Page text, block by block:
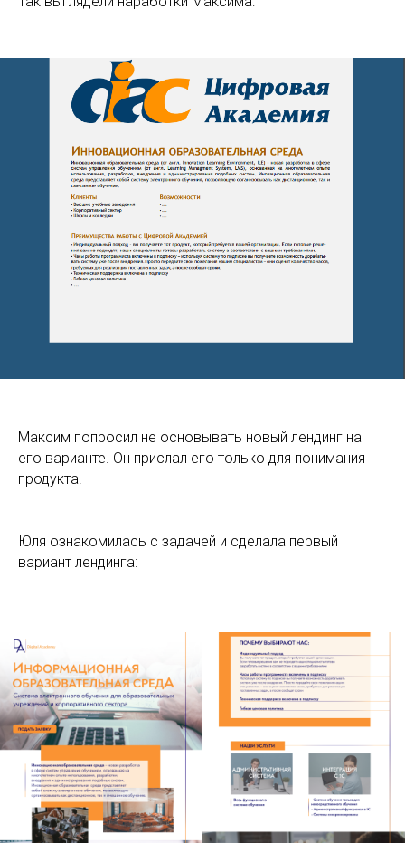
Максим попросил не основывать новый лендинг на
его варианте. Он прислал его только для понимания
продукта.
Юля ознакомилась с задачей и сделала первый
вариант лендинга: